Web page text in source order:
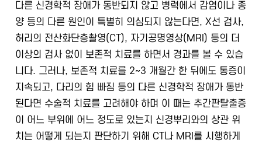
다른 신경학적 장애가 동반되지 않고 병력에서 감염이나 종
양 등의 다른 원인이 특별히 의심되지 않는다면, X선 검사,
허리의 전산화단층촬영(CT), 자기공명영상(MRI) 등의 더
이상의 검사 없이 보존적 치료를 하면서 경과를 볼 수 있습
니다. 그러나, 보존적 치료를 2~3 개월간 한 뒤에도 통증이
지속되고, 다리의 힘 빠짐 등의 다른 신경학적 장애가 동반
된다면 수술적 치료를 고려해야 하며 이 때는 추간판탈출증
이 어느 부위에 어느 정도로 있는지 신경뿌리와의 상관 위
치는 어떻게 되는지 판단하기 위해 CT나 MRI를 시행하게